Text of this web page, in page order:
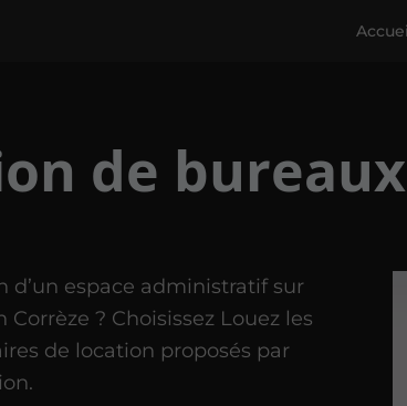
de
d’un espace administratif sur
? Choisissez Louez les
de location proposés par